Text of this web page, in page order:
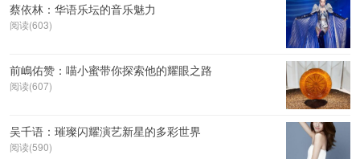
蔡依林：华语乐坛的音乐魅力
阅读(603)
前嶋佑赞：喵小蜜带你探索他的耀眼之路
阅读(607)
吴千语：璀璨闪耀演艺新星的多彩世界
阅读(590)